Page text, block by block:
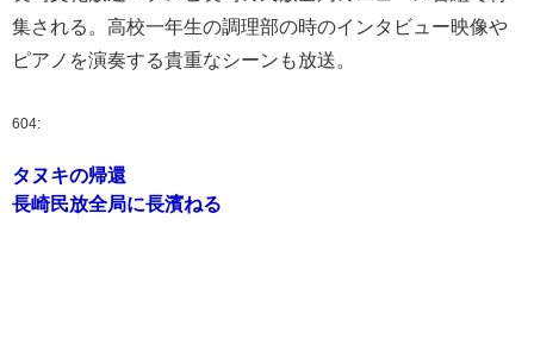
集される。高校一年生の調理部の時のインタビュー映像や
ピアノを演奏する貴重なシーンも放送。
604:
タヌキの帰還
長崎民放全局に長濱ねる